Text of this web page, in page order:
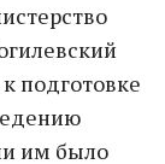
подготовке
им было